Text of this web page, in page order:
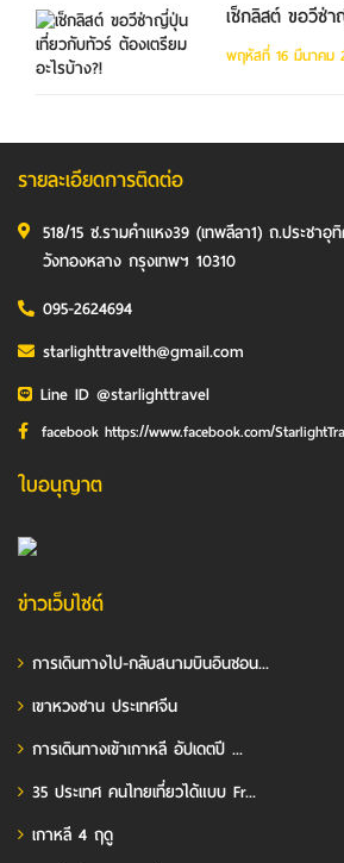
เช็กลิสต์ ขอวีซ่
พฤหัสที่ 16 มีนาคม
รายละเอียดการติดต่อ
518/15 ซ.รามคำแหง39 (เทพลีลา1) ถ.ประชา
วังทองหลาง กรุงเทพฯ 10310
095-2624694
starlighttravelth@gmail.com
Line ID @starlighttravel
facebook https://www.facebook.com/
ใบอนุญาต
ข่าวเว็บไซต์
การเดินทางไป-กลับสนามบินอินชอน...
เขาหวงซาน ประเทศจีน
การเดินทางเข้าเกาหลี อัปเดตปี ...
35 ประเทศ คนไทยเที่ยวได้แบบ Fr...
เกาหลี 4 ฤดู